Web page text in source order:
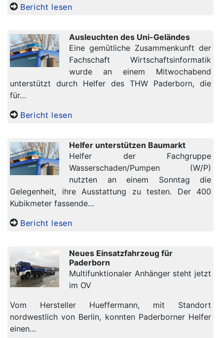
Bericht lesen
Ausleuchten des Uni-Geländes
Eine gemütliche Zusammenkunft der
Fachschaft Wirtschaftsinformatik
wurde an einem Mitwochabend
unterstützt durch Helfer des THW Paderborn, die
für…
Bericht lesen
Helfer unterstützen Baumarkt
Helfer der Fachgruppe
Wasserschaden/Pumpen (W/P)
nutzten an einem Sonntag die
Gelegenheit, ihre Ausstattung zu testen. Der 400
Kubikmeter fassende…
Bericht lesen
Neues Einsatzfahrzeug für
Paderborn
Multifunktionaler Anhänger steht jetzt
im OV
Vom Hersteller Hueffermann, mit Standort
nordwestlich von Berlin, konnten Paderborner Helfer
einen…